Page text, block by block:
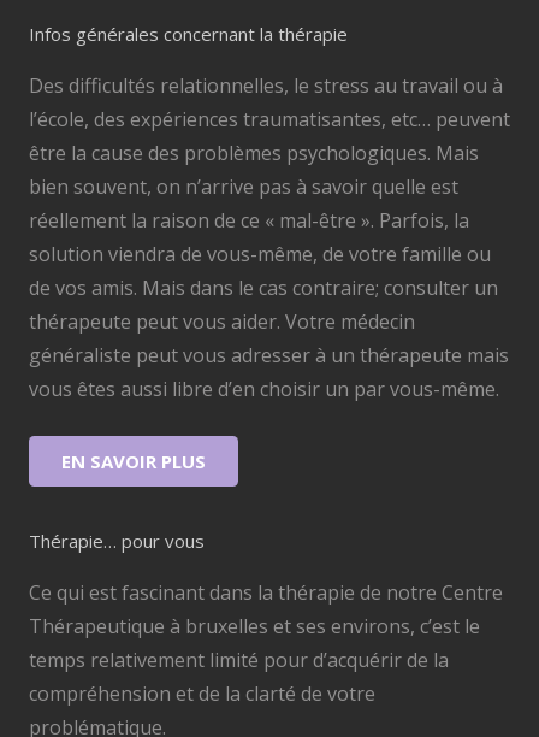
Infos générales concernant la thérapie
Des difficultés relationnelles, le stress au travail ou à
l’école, des expériences traumatisantes, etc… peuvent
être la cause des problèmes psychologiques. Mais
bien souvent, on n’arrive pas à savoir quelle est
réellement la raison de ce « mal-être ». Parfois, la
solution viendra de vous-même, de votre famille ou
de vos amis. Mais dans le cas contraire; consulter un
thérapeute peut vous aider. Votre médecin
généraliste peut vous adresser à un thérapeute mais
vous êtes aussi libre d’en choisir un par vous-même.
EN SAVOIR PLUS
Thérapie… pour vous
Ce qui est fascinant dans la thérapie de notre Centre
Thérapeutique à bruxelles et ses environs, c’est le
temps relativement limité pour d’acquérir de la
compréhension et de la clarté de votre
problématique.